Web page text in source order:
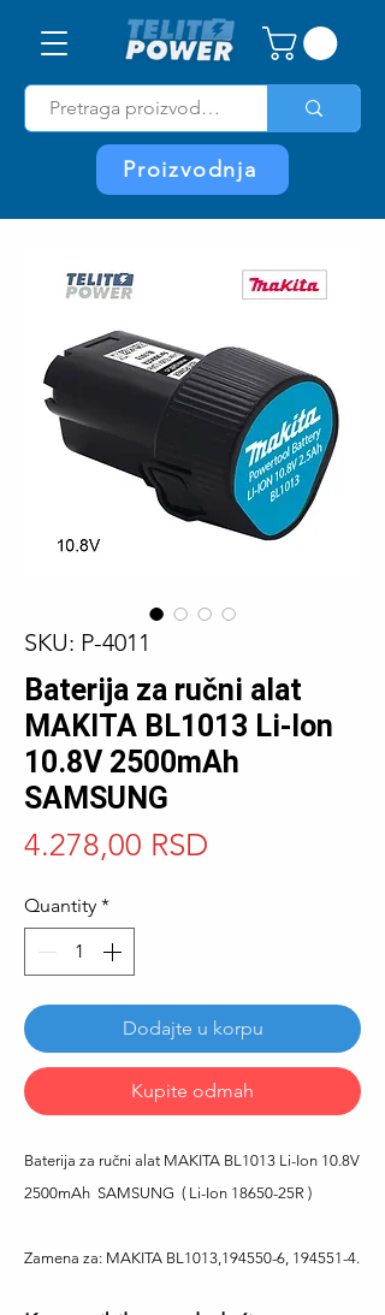
Proizvodnja
SKU: P-4011
Baterija za ručni alat
MAKITA BL1013 Li-Ion
10.8V 2500mAh
SAMSUNG
4.278,00 RSD
Quantity *
Dodajte u korpu
Kupite odmah
Baterija za ručni alat MAKITA BL1013 Li-Ion 10.8V
2500mAh SAMSUNG ( Li-Ion 18650-25R )
Zamena za: MAKITA BL1013,194550-6, 194551-4.